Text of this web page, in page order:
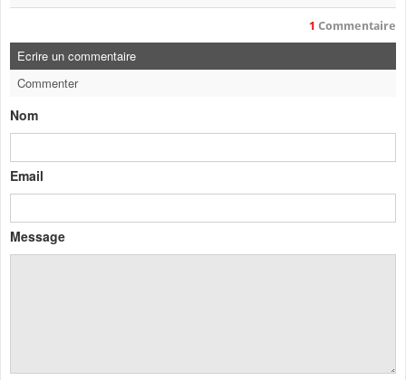
1 Commentaire
Ecrire un commentaire
Commenter
Nom
Email
Message